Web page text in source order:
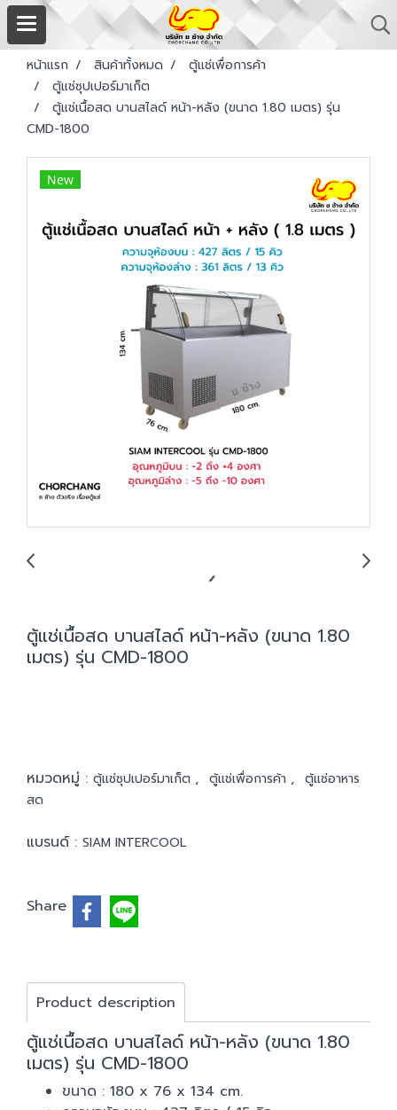
หน้าแรก สินค้าทั้งหมด
ตู้แช่เพื่อการค้า
ตู้แช่ซุปเปอร์มาเก็ต
ตู้แช่เนื้อสด บานสไลด์ หน้า-หลัง (ขนาด 1.80 เมตร) รุ่น
CMD-1800
New
ตู้แช่เนื้อสด บานสไลด์ หน้า-หลัง (ขนาด 1.80
เมตร) รุ่น CMD-1800
หมวดหมู่ : ตู้แช่ซุปเปอร์มาเก็ต , ตู้แช่เพื่อการค้า , ตู้แช่อาหาร
สด
แบรนด์ : SIAM INTERCOOL
Share
Product description
ตู้แช่เนื้อสด บานสไลด์ หน้า-หลัง (ขนาด 1.80
เมตร) รุ่น CMD-1800
ขนาด : 180 x 76 x 134 cm.